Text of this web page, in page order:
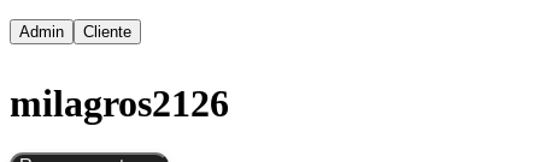
Admin Cliente
milagros2126